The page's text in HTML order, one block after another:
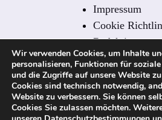
Impressum
Cookie
Redaktion
Redaktionelle
Kontakt
Sitemap
Wir verwenden Cookies, um Inhalte
personalisieren, Funktionen für
und die Zugriffe auf unsere Website
Cookies sind technisch notwendig,
Website zu verbessern. Sie können
Cookies Sie zulassen möchten.